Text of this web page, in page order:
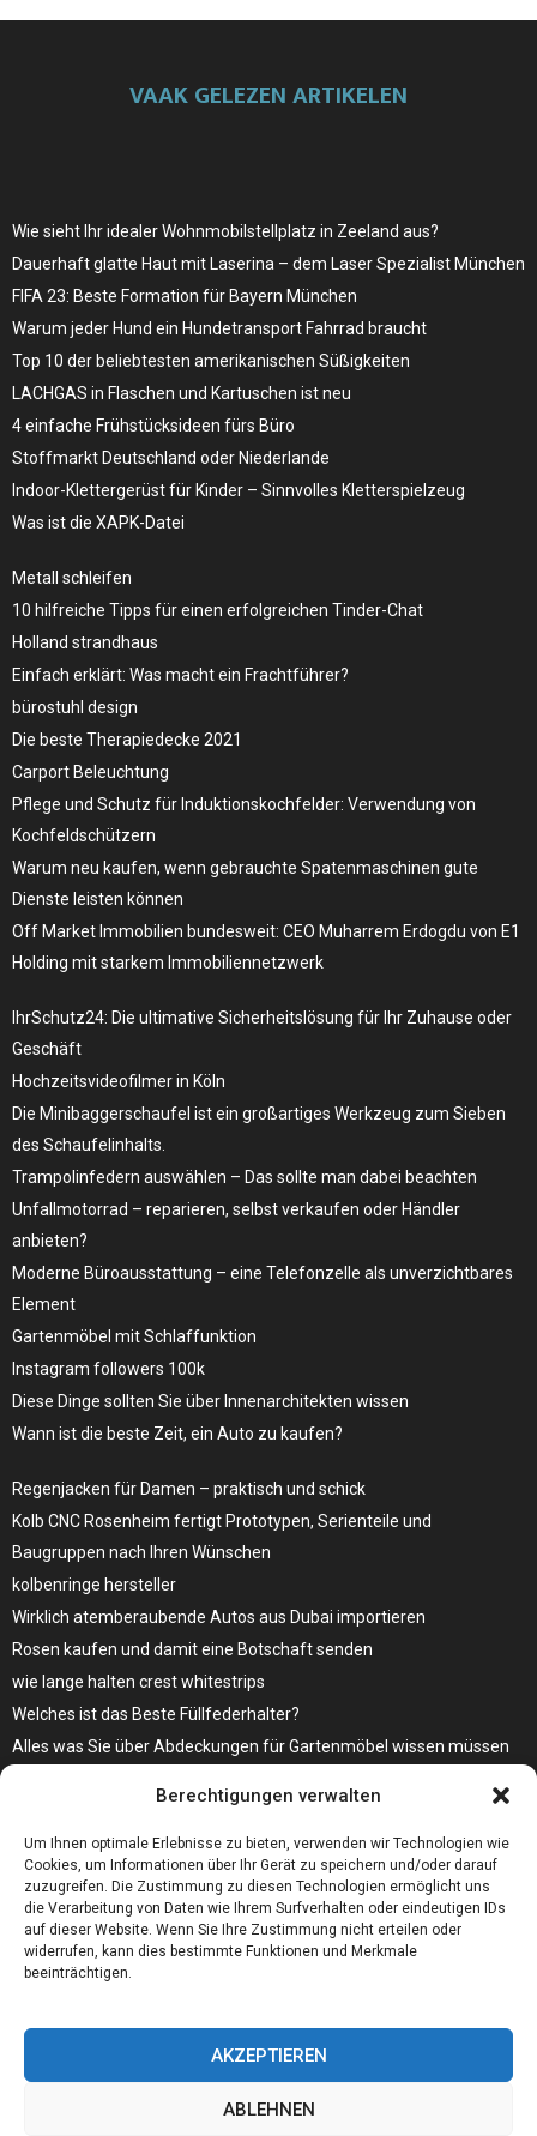
Berechtigungen verwalten
Um Ihnen optimale Erlebnisse zu bieten, verwenden wir Technologien wie
Cookies, um Informationen über Ihr Gerät zu speichern und/oder darauf
zuzugreifen. Die Zustimmung zu diesen Technologien ermöglicht uns
die Verarbeitung von Daten wie Ihrem Surfverhalten oder eindeutigen IDs
auf dieser Website. Wenn Sie Ihre Zustimmung nicht erteilen oder
widerrufen, kann dies bestimmte Funktionen und Merkmale
beeinträchtigen.
AKZEPTIEREN
ABLEHNEN
VAAK GELEZEN ARTIKELEN
Wie sieht Ihr idealer Wohnmobilstellplatz in Zeeland aus?
Dauerhaft glatte Haut mit Laserina – dem Laser Spezialist München
FIFA 23: Beste Formation für Bayern München
Warum jeder Hund ein Hundetransport Fahrrad braucht
Top 10 der beliebtesten amerikanischen Süßigkeiten
LACHGAS in Flaschen und Kartuschen ist neu
4 einfache Frühstücksideen fürs Büro
Stoffmarkt Deutschland oder Niederlande
Indoor-Klettergerüst für Kinder – Sinnvolles Kletterspielzeug
Was ist die XAPK-Datei
Metall schleifen
10 hilfreiche Tipps für einen erfolgreichen Tinder-Chat
Holland strandhaus
Einfach erklärt: Was macht ein Frachtführer?
bürostuhl design
Die beste Therapiedecke 2021
Carport Beleuchtung
Pflege und Schutz für Induktionskochfelder: Verwendung von
Kochfeldschützern
Warum neu kaufen, wenn gebrauchte Spatenmaschinen gute
Dienste leisten können
Off Market Immobilien bundesweit: CEO Muharrem Erdogdu von E1
Holding mit starkem Immobiliennetzwerk
IhrSchutz24: Die ultimative Sicherheitslösung für Ihr Zuhause oder
Geschäft
Hochzeitsvideofilmer in Köln
Die Minibaggerschaufel ist ein großartiges Werkzeug zum Sieben
des Schaufelinhalts.
Trampolinfedern auswählen – Das sollte man dabei beachten
Unfallmotorrad – reparieren, selbst verkaufen oder Händler
anbieten?
Moderne Büroausstattung – eine Telefonzelle als unverzichtbares
Element
Gartenmöbel mit Schlaffunktion
Instagram followers 100k
Diese Dinge sollten Sie über Innenarchitekten wissen
Wann ist die beste Zeit, ein Auto zu kaufen?
Regenjacken für Damen – praktisch und schick
Kolb CNC Rosenheim fertigt Prototypen, Serienteile und
Baugruppen nach Ihren Wünschen
kolbenringe hersteller
Wirklich atemberaubende Autos aus Dubai importieren
Rosen kaufen und damit eine Botschaft senden
wie lange halten crest whitestrips
Welches ist das Beste Füllfederhalter?
Alles was Sie über Abdeckungen für Gartenmöbel wissen müssen
Bare Metal Server?